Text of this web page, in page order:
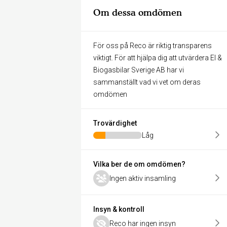
Om dessa omdömen
För oss på Reco är riktig transparens
viktigt. För att hjälpa dig att utvärdera El &
Biogasbilar Sverige AB har vi
sammanställt vad vi vet om deras
omdömen
Trovärdighet
Låg
Vilka ber de om omdömen?
Ingen aktiv insamling
Insyn & kontroll
Reco har ingen insyn